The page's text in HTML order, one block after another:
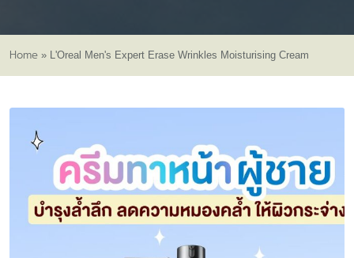
Home » L'Oreal Men's Expert Erase Wrinkles Moisturising Cream